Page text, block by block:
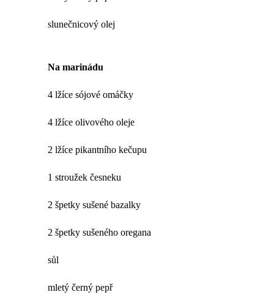
slunečnicový olej
Na marinádu
4 lžíce sójové omáčky
4 lžíce olivového oleje
2 lžíce pikantního kečupu
1 stroužek česneku
2 špetky sušené bazalky
2 špetky sušeného oregana
sůl
mletý černý pepř